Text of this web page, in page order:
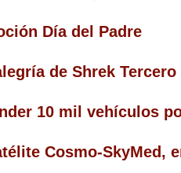
Día del Padre
de Shrek Tercero
10 mil vehículos
Cosmo-SkyMed,